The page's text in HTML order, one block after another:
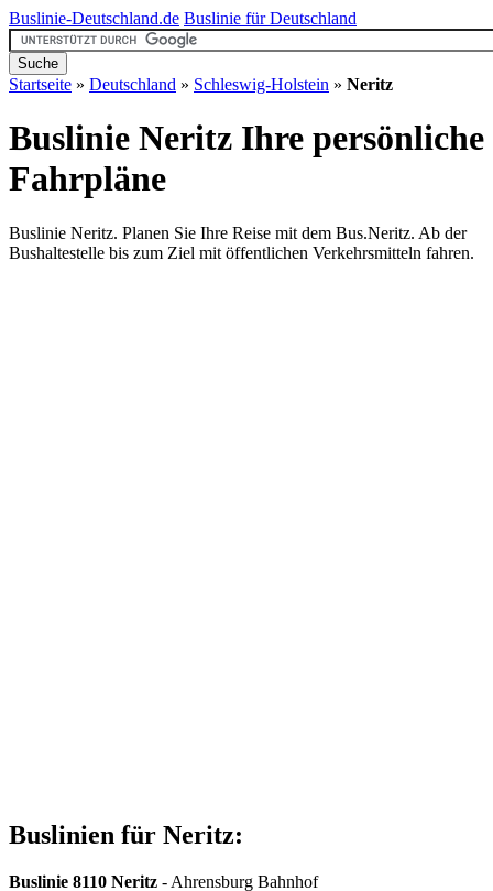
Buslinie-Deutschland.de Buslinie für Deutschland
Startseite » Deutschland » Schleswig-Holstein » Neritz
Buslinie Neritz Ihre persönliche
Fahrpläne
Buslinie Neritz. Planen Sie Ihre Reise mit dem Bus.Neritz. Ab der
Bushaltestelle bis zum Ziel mit öffentlichen Verkehrsmitteln fahren.
Buslinien für Neritz:
Buslinie 8110 Neritz - Ahrensburg Bahnhof